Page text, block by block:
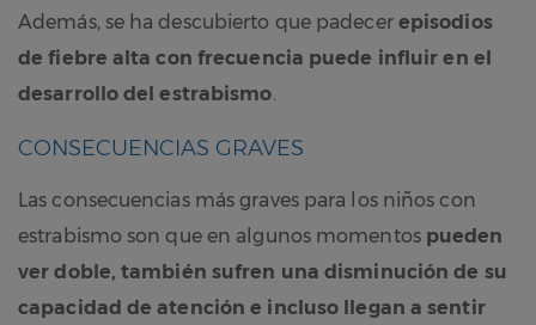
Además, se ha descubierto que padecer episodios
de fiebre alta con frecuencia puede influir en el
desarrollo del estrabismo.
CONSECUENCIAS GRAVES
Las consecuencias más graves para los niños con
estrabismo son que en algunos momentos pueden
ver doble, también sufren una disminución de su
capacidad de atención e incluso llegan a sentir